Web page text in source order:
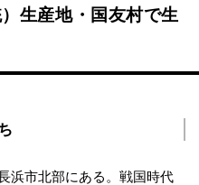
生産地・国友村で生
浜市北部にある。戦国時代